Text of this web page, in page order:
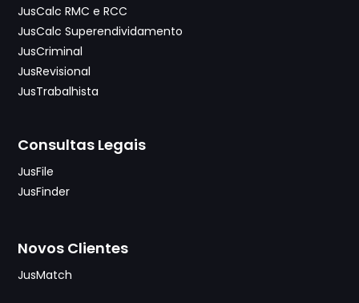
JusCalc RMC e RCC
JusCalc Superendividamento
JusCriminal
JusRevisional
JusTrabalhista
Consultas Legais
JusFile
JusFinder
Novos Clientes
JusMatch